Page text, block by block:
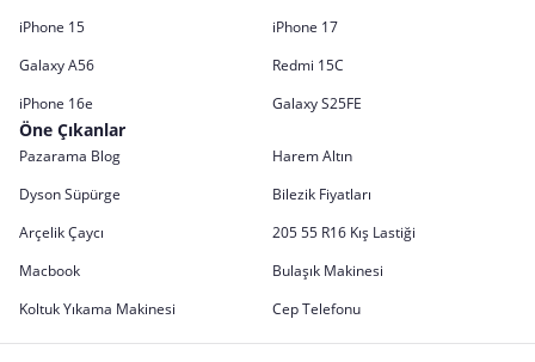
iPhone 15
iPhone 17
Galaxy A56
Redmi 15C
iPhone 16e
Galaxy S25FE
Öne Çıkanlar
Pazarama Blog
Harem Altın
Dyson Süpürge
Bilezik Fiyatları
Arçelik Çaycı
205 55 R16 Kış Lastiği
Macbook
Bulaşık Makinesi
Koltuk Yıkama Makinesi
Cep Telefonu